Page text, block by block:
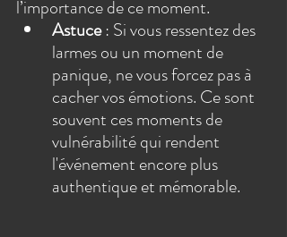
l’importance de ce moment.
Astuce : Si vous ressentez des
larmes ou un moment de
panique, ne vous forcez pas à
cacher vos émotions. Ce sont
souvent ces moments de
vulnérabilité qui rendent
l'événement encore plus
authentique et mémorable.